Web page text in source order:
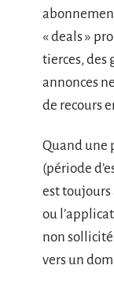
« deals »
tierces, des
annonces
de recours
Quand une
(période
est toujours
ou
non
vers un